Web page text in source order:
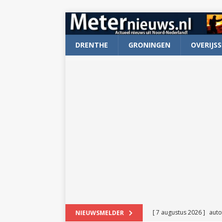
DRENTHE GRONINGEN
NIEUWSMELDER [ 7 augustus 2026 ]